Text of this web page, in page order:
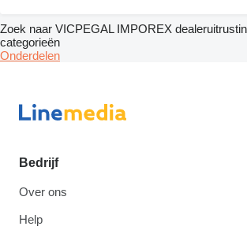
Zoek naar VICPEGAL IMPOREX
categorieën
Onderdelen
Bedrijf
Over ons
Help